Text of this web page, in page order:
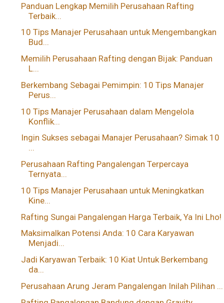
Panduan Lengkap Memilih Perusahaan Rafting
Terbaik...
10 Tips Manajer Perusahaan untuk Mengembangkan
Bud...
Memilih Perusahaan Rafting dengan Bijak: Panduan
L...
Berkembang Sebagai Pemimpin: 10 Tips Manajer
Perus...
10 Tips Manajer Perusahaan dalam Mengelola
Konflik...
Ingin Sukses sebagai Manajer Perusahaan? Simak 10
...
Perusahaan Rafting Pangalengan Terpercaya
Ternyata...
10 Tips Manajer Perusahaan untuk Meningkatkan
Kine...
Rafting Sungai Pangalengan Harga Terbaik, Ya Ini Lho!
Maksimalkan Potensi Anda: 10 Cara Karyawan
Menjadi...
Jadi Karyawan Terbaik: 10 Kiat Untuk Berkembang
da...
Perusahaan Arung Jeram Pangalengan Inilah Pilihan ...